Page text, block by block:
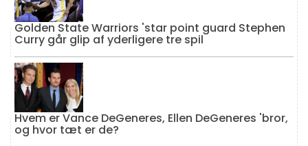
Golden State Warriors 'star point guard Stephen
Curry går glip af yderligere tre spil
Hvem er Vance DeGeneres, Ellen DeGeneres 'bror,
og hvor tæt er de?